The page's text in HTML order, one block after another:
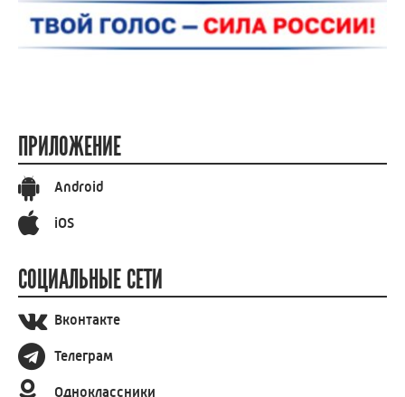
ПРИЛОЖЕНИЕ
Android
iOS
СОЦИАЛЬНЫЕ СЕТИ
Вконтакте
Телеграм
Одноклассники